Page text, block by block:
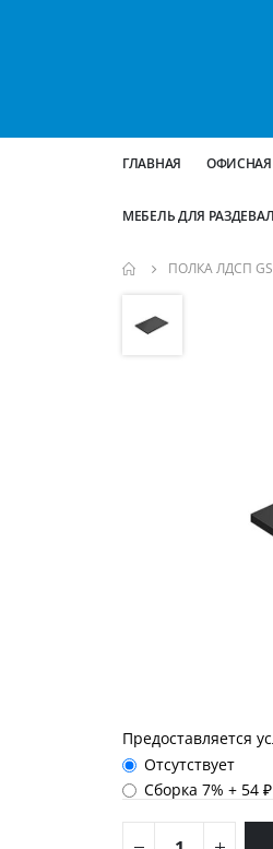
ГЛАВНАЯ ОФИСНАЯ
МЕБЕЛЬ ДЛЯ
ПОЛКА ЛДСП
перейти
Предоставляется
Отсутствует
Сборка 7%+ 54 ₽